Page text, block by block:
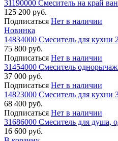
31190000 Смеситель на край
125 200 руб.
Подписаться Нет в наличии
Новинка
14834000 Смеситель для
75 800 руб.
Подписаться Нет в наличии
31454000 Смеситель
37 000 руб.
Подписаться Нет в наличии
14823000 Смеситель для кухни
68 400 руб.
Подписаться Нет в наличии
31686000 Смеситель для
16 600 руб.